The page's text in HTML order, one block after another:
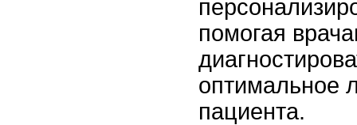
помогая
оптимальное
пациента.